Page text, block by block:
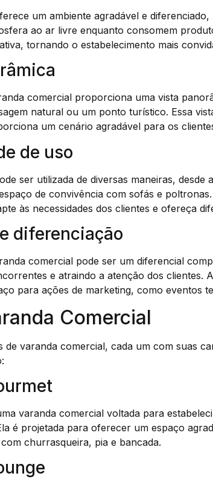
um ambiente agradável e
ao ar livre enquanto consomem
tornando o estabelecimento mais
comercial proporciona uma vista
natural ou um ponto turístico. Essa
um cenário agradável para os
de uso
ser utilizada de diversas maneiras, desde
de convivência com sofás e
às necessidades dos clientes e ofereça
diferenciação
comercial pode ser um diferencial
e atraindo a atenção dos clientes.
para ações de marketing, como eventos
Comercial
de varanda comercial, cada um com suas
varanda comercial voltada para
é projetada para oferecer um espaço
churrasqueira, pia e bancada.